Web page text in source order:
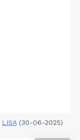
LISA(30-06-2025)